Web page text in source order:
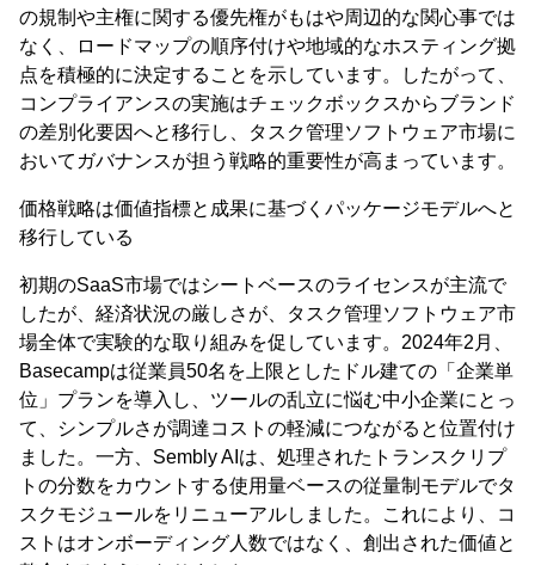
の規制や主権に関する優先権がもはや周辺的な関心事では
なく、ロードマップの順序付けや地域的なホスティング拠
点を積極的に決定することを示しています。したがって、
コンプライアンスの実施はチェックボックスからブランド
の差別化要因へと移行し、タスク管理ソフトウェア市場に
おいてガバナンスが担う戦略的重要性が高まっています。
価格戦略は価値指標と成果に基づくパッケージモデルへと
移行している
初期のSaaS市場ではシートベースのライセンスが主流で
したが、経済状況の厳しさが、タスク管理ソフトウェア市
場全体で実験的な取り組みを促しています。2024年2月、
Basecampは従業員50名を上限としたドル建ての「企業単
位」プランを導入し、ツールの乱立に悩む中小企業にとっ
て、シンプルさが調達コストの軽減につながると位置付け
ました。一方、Sembly AIは、処理されたトランスクリプ
トの分数をカウントする使用量ベースの従量制モデルでタ
スクモジュールをリニューアルしました。これにより、コ
ストはオンボーディング人数ではなく、創出された価値と